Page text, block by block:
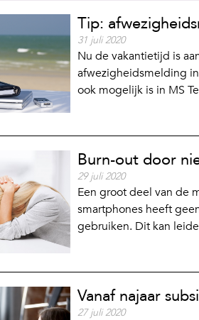
Tip:
31 juli 2020
Nu de vakantietijd is
afwezigheidsmelding
ook mogelijk is in MS
Burn-out door
29 juli 2020
Een groot deel van de
smartphones heeft
gebruiken. Dit kan
Vanaf najaar
27 juli 2020